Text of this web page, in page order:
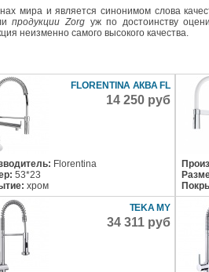
мира и является синонимом слова
продукции Zorgуж по достоинству
неизменно самого высокого качества.
FLORENTINA АКВА FL
14 250 руб
Florentina
53*23
хром
TEKA MY
34 311 руб